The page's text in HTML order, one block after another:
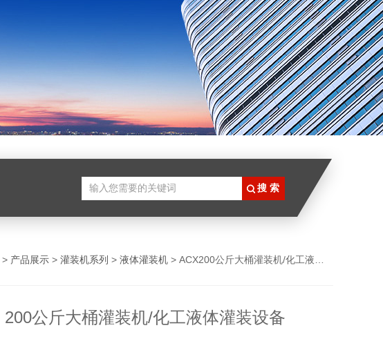
> 产品展示 > 灌装机系列 > 液体灌装机 > ACX200公斤大桶灌装机/化工液体灌装设备
200公斤大桶灌装机/化工液体灌装设备